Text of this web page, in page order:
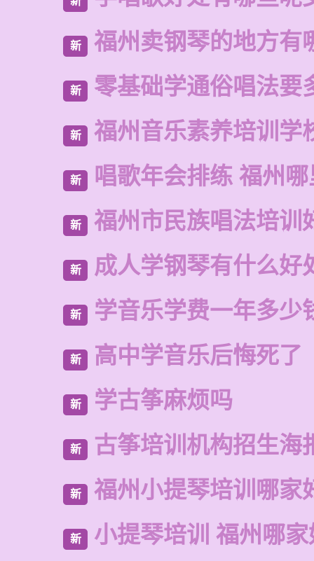
新 福州卖钢琴的地方有
新 零基础学通俗唱法要
新 福州音乐素养培训学
新 唱歌年会排练 福州
新 福州市民族唱法培训
新 成人学钢琴有什么好
新 学音乐学费一年多少
新 高中学音乐后悔死了
新 学古筝麻烦吗
新 古筝培训机构招生海
新 福州小提琴培训哪家
新 小提琴培训 福州哪